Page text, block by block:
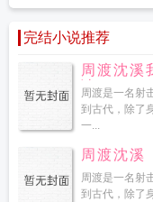
完结小说推荐
周渡沈溪
读
周渡是一名射
到古代，除了
一...
周渡沈溪
周渡是一名射
到古代，除了